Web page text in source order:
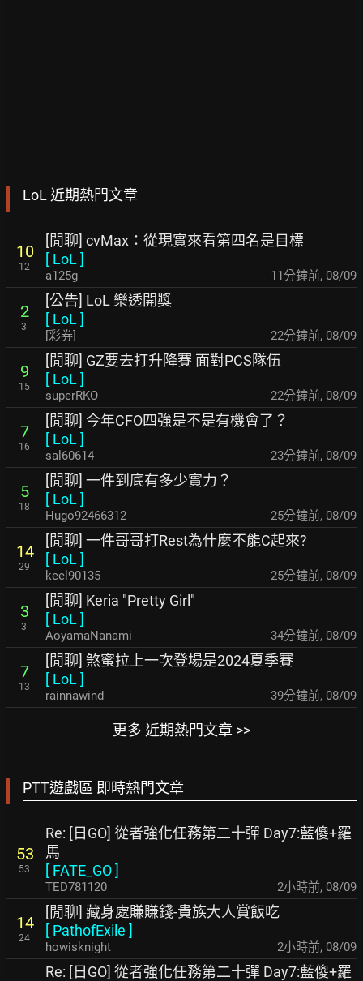
LoL 近期熱門文章
10
12
[閒聊] cvMax：從現實來看第四名是目標
[ LoL ]
a125g 12分鐘前, 08/09
2
3
[公告] LoL 樂透開獎
[ LoL ]
[彩券] 23分鐘前, 08/09
9
15
[閒聊] GZ要去打升降賽 面對PCS隊伍
[ LoL ]
superRKO 23分鐘前, 08/09
7
16
[閒聊] 今年CFO四強是不是有機會了？
[ LoL ]
sal60614 23分鐘前, 08/09
5
18
[閒聊] 一件到底有多少實力？
[ LoL ]
Hugo92466312 25分鐘前, 08/09
14
29
[閒聊] 一件哥哥打Rest為什麼不能C起來?
[ LoL ]
keel90135 25分鐘前, 08/09
3
3
[閒聊] Keria "Pretty Girl"
[ LoL ]
AoyamaNanami 35分鐘前, 08/09
7
13
[閒聊] 煞蜜拉上一次登場是2024夏季賽
[ LoL ]
rainnawind 39分鐘前, 08/09
更多 近期熱門文章 >>
PTT遊戲區 即時熱門文章
53
53
Re: [日GO] 從者強化任務第二十彈 Day7:藍傻+羅
馬
[ FATE_GO]
TED781120 2小時前, 08/09
14
24
[閒聊] 藏身處賺賺錢-貴族大人賞飯吃
[ PathofExile ]
howisknight 2小時前, 08/09
Re: [日GO] 從者強化任務第二十彈 Day7:藍傻+羅